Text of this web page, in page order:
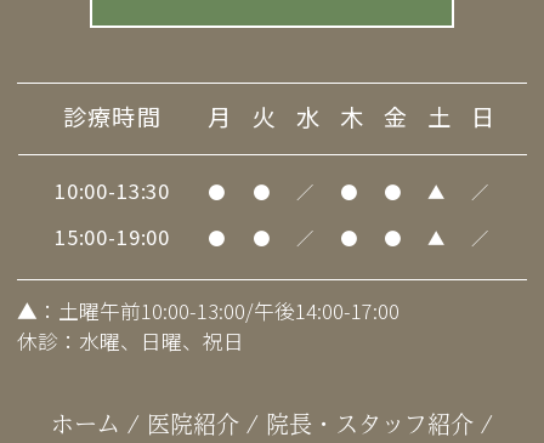
診療時間 月 火 水 木 金 土 日
10:00-13:30 ● ● ／ ● ● ▲ ／
15:00-19:00 ● ● ／ ● ● ▲ ／
▲ ：土曜午前10:00-13:00/午後14:00-17:00
休診：水曜、日曜、祝日
ホーム / 医院紹介 / 院長・スタッフ紹介 /